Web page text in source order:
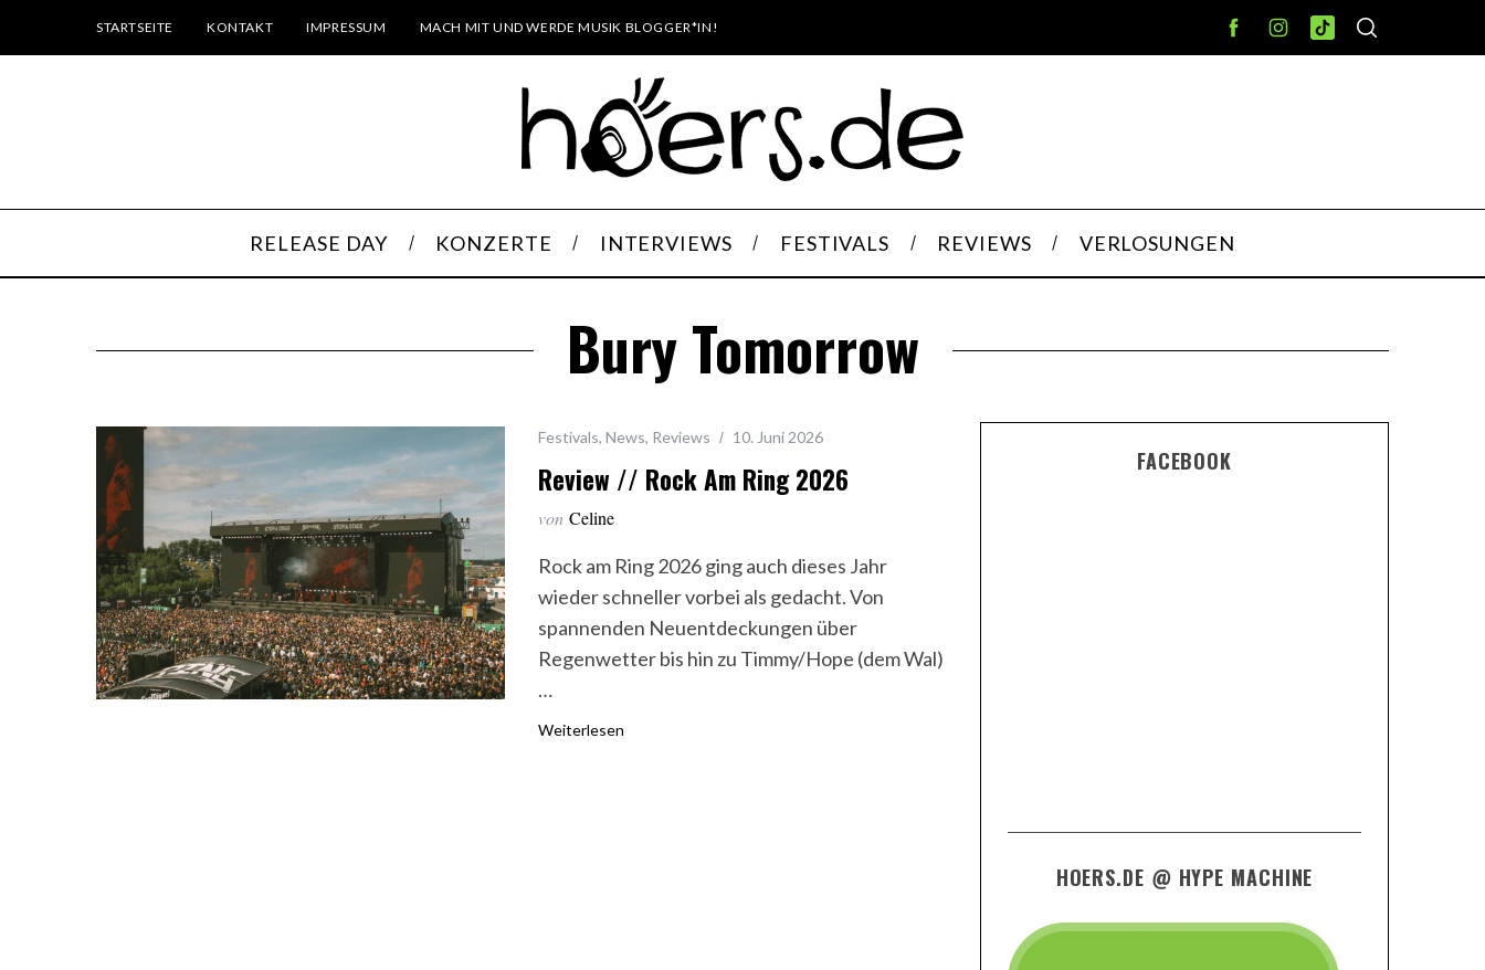
STARTSEITE KONTAKT IMPRESSUM MACH MIT UND WERDE MUSIK BLOGGER*IN!
RELEASE DAY KONZERTE INTERVIEWS FESTIVALS REVIEWS VERLOSUNGEN
Bury Tomorrow
Festivals, News, Reviews 10. Juni 2026
Review // Rock Am Ring 2026
von Celine
Rock am Ring 2026 ging auch dieses Jahr
wieder schneller vorbei als gedacht. Von
spannenden Neuentdeckungen über
Regenwetter bis hin zu Timmy/Hope (dem Wal)
…
Weiterlesen
FACEBOOK
HOERS.DE @ HYPE MACHINE